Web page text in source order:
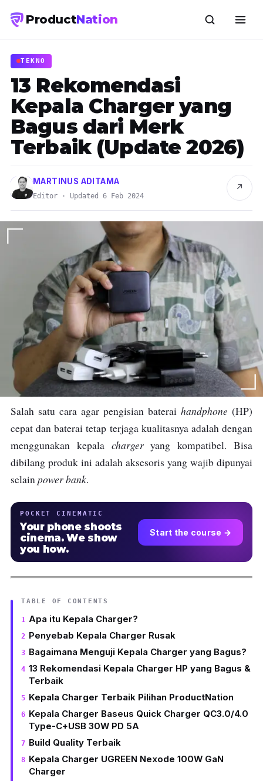
ProductNation
TEKNO
13 Rekomendasi
Kepala Charger yang
Bagus dari Merk
Terbaik (Update 2026)
MARTINUS ADITAMA
Editor · Updated 6 Feb 2024
↗
Salah satu cara agar pengisian baterai handphone (HP)
cepat dan baterai tetap terjaga kualitasnya adalah dengan
menggunakan kepala chargeryang kompatibel. Bisa
dibilang produk ini adalah aksesoris yang wajib dipunyai
selainpower bank.
POCKET CINEMATIC
Your phone shoots
cinema. We show
you how.
Start the course →
TABLE OF CONTENTS
Apa itu Kepala Charger?
Penyebab Kepala Charger Rusak
Bagaimana Menguji Kepala Charger yang Bagus?
13 Rekomendasi Kepala Charger HP yang Bagus &
Terbaik
Kepala Charger Terbaik Pilihan ProductNation
Kepala Charger Baseus Quick Charger QC3.0/4.0
Type-C+USB 30W PD 5A
Build Quality Terbaik
Kepala Charger UGREEN Nexode 100W GaN
Charger